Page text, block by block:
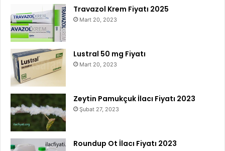
Travazol Krem Fiyatı 2025
Mart 20, 2023
Lustral 50 mg Fiyatı
Mart 20, 2023
Zeytin Pamukçuk İlacı Fiyatı 2023
Şubat 27, 2023
Roundup Ot İlacı Fiyatı 2023